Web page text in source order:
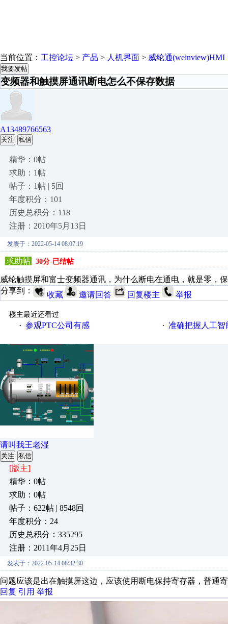
当前位置： 工控论坛 > 产品 > 人机界面 > 威纶通(weinview)HMI
我要发帖
变频器和触摸屏通讯断电怎么不保存数据
A13489766563
关注 私信
精华：0帖
求助：1帖
帖子：1帖 | 5回
年度积分：101
历史总积分：118
注册：2010年5月13日
发表于：2022-05-14 08:07:19
求助帖 30分-已结帖
威纶触摸屏和富士变频器通讯，为什么断电在通电，就是零，
分享到：
收藏 邀请回答 回复楼主 举报
楼主最近还看过
· 参观PTC公司有感 · 准确把握人工
请叫我王老湿
关注 私信
[版主]
精华：0帖
求助：0帖
帖子：622帖 | 8548回
年度积分：24
历史总积分：335295
注册：2011年4月25日
发表于：2022-05-14 08:32:30
问题应该是出在触摸屏这边，应该使用断电保持寄存器，普通
回复 引用 举报